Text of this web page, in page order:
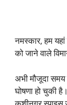
नमस्कार, हम
को जाने वाले
अभी मौजूदा
घोषणा हो चुकी